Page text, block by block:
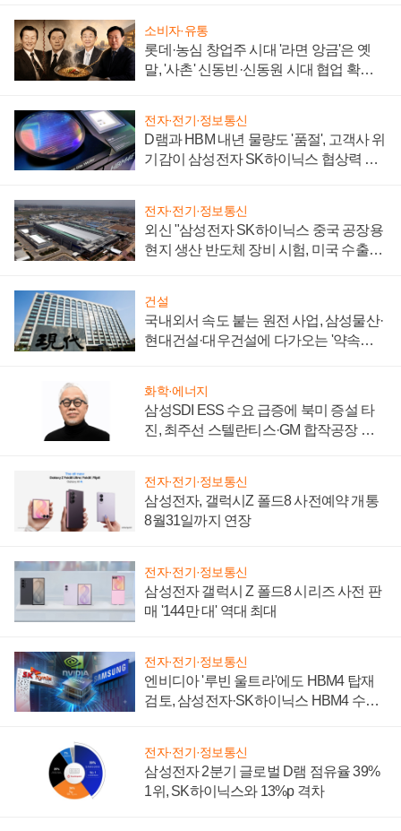
소비자·유통
롯데·농심 창업주 시대 '라면 앙금'은 옛
말, '사촌' 신동빈·신동원 시대 협업 확대
전자·전기·정보통신
D램과 HBM 내년 물량도 '품절', 고객사 위
기감이 삼성전자 SK하이닉스 협상력 더
전자·전기·정보통신
외신 "삼성전자 SK하이닉스 중국 공장용
현지 생산 반도체 장비 시험, 미국 수출통
건설
국내외서 속도 붙는 원전 사업, 삼성물산·
현대건설·대우건설에 다가오는 '약속의
화학·에너지
삼성SDI ESS 수요 급증에 북미 증설 타
진, 최주선 스텔란티스·GM 합작공장 건
전자·전기·정보통신
삼성전자, 갤럭시Z 폴드8 사전예약 개통
8월31일까지 연장
전자·전기·정보통신
삼성전자 갤럭시 Z 폴드8 시리즈 사전 판
매 '144만 대' 역대 최대
전자·전기·정보통신
엔비디아 '루빈 울트라'에도 HBM4 탑재
검토, 삼성전자·SK하이닉스 HBM4 수율
전자·전기·정보통신
삼성전자 2분기 글로벌 D램 점유율 39%
1위, SK하이닉스와 13%p 격차